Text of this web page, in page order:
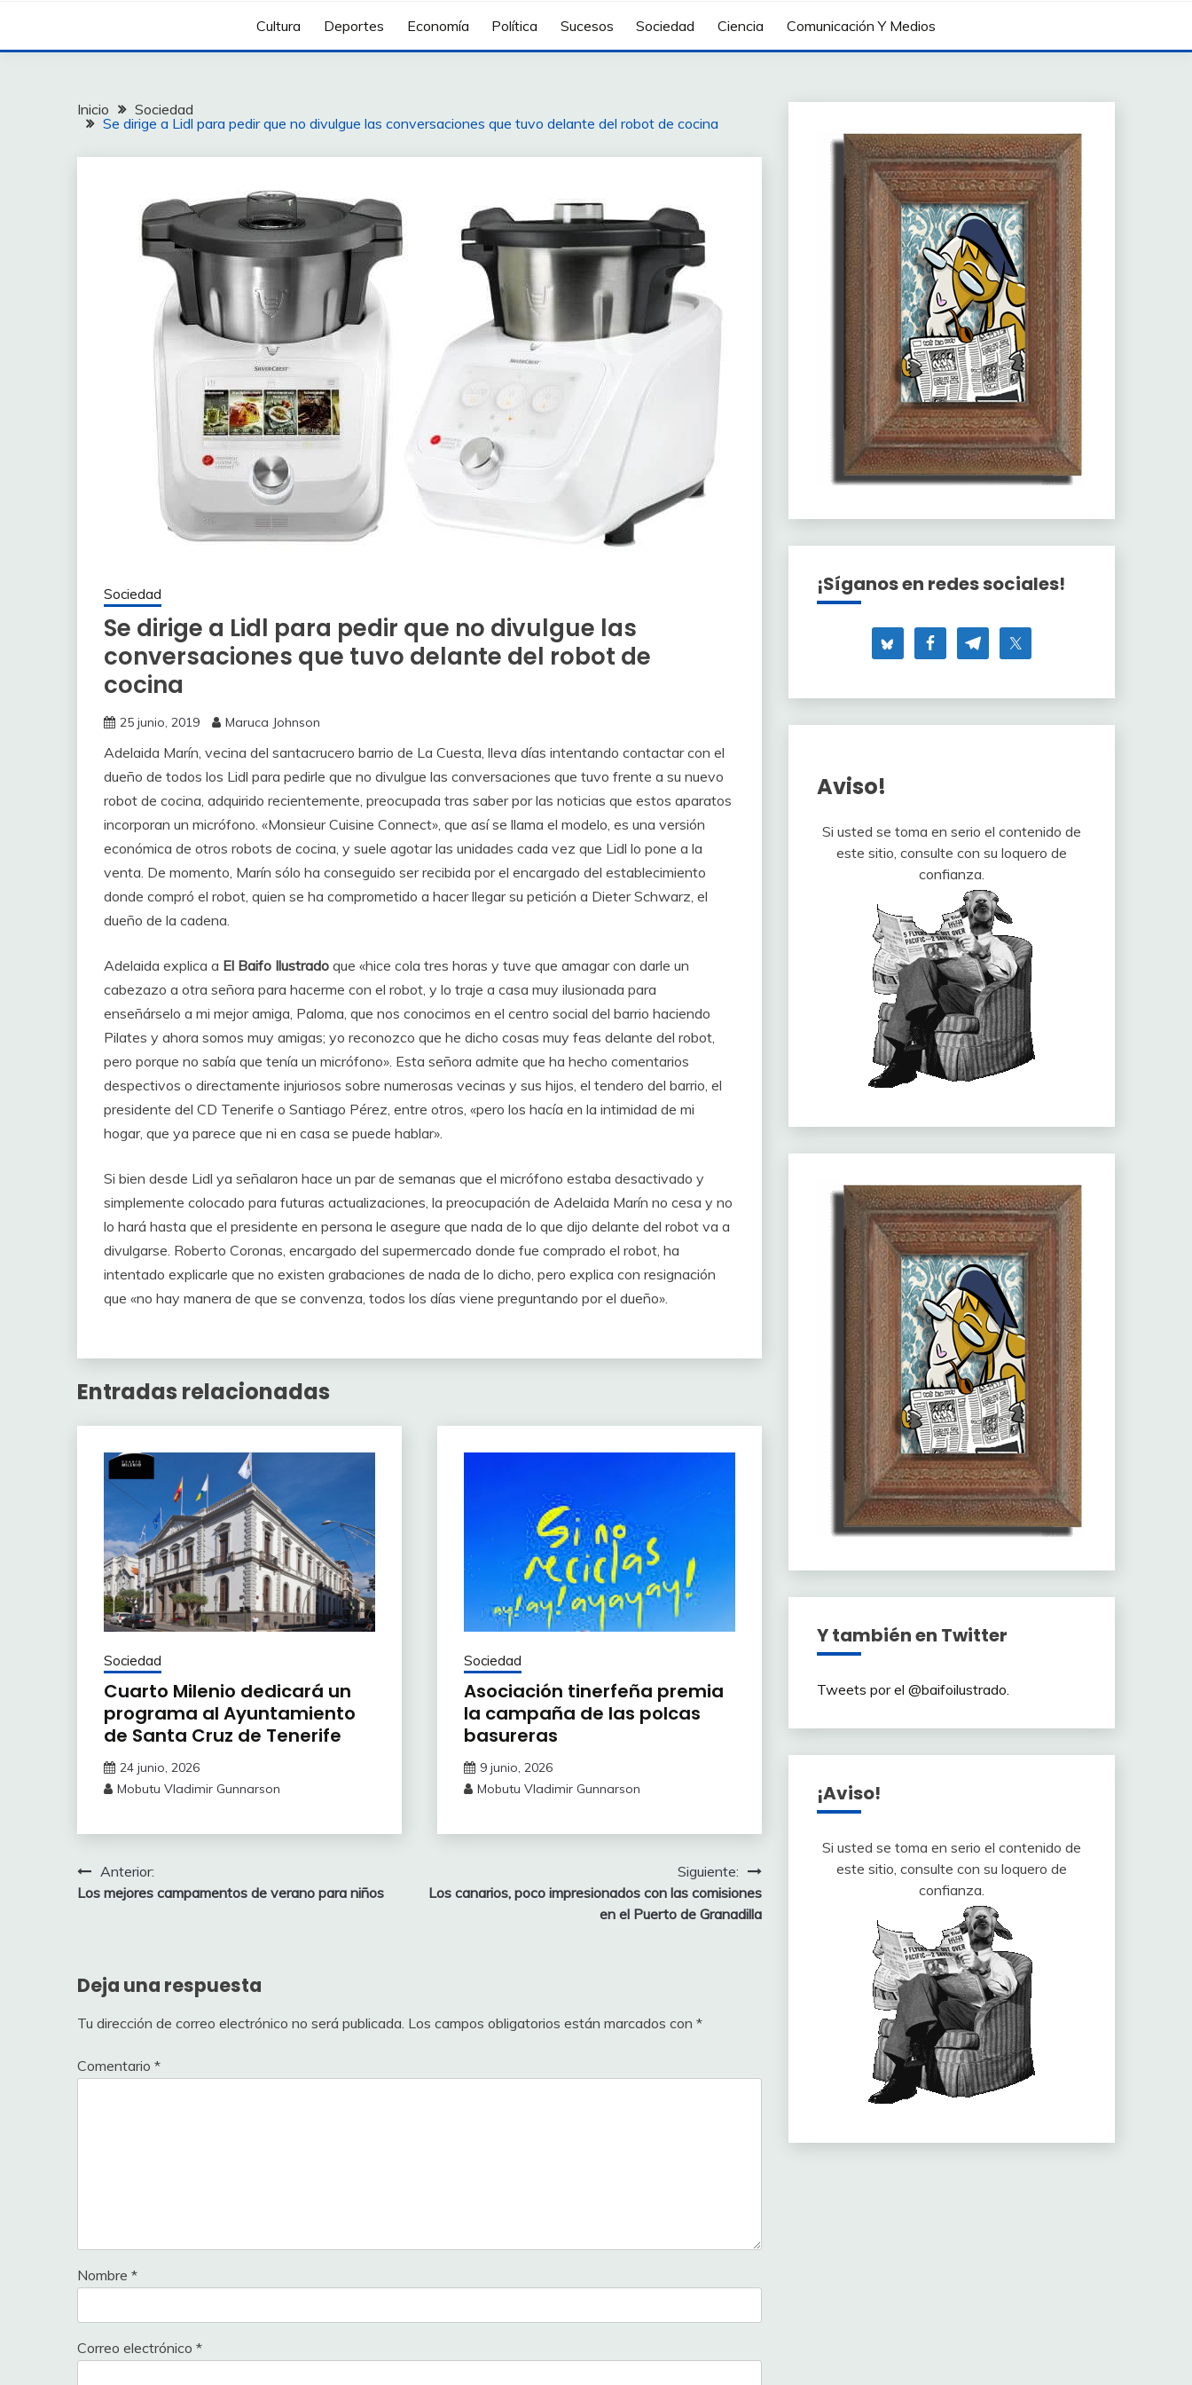
Cultura Deportes Economía Política Sucesos Sociedad Ciencia Comunicación Y Medios
Inicio
Sociedad
Se dirige a Lidl para pedir que no divulgue las conversaciones que tuvo delante del robot de cocina
Sociedad
Se dirige a Lidl para pedir que no divulgue las
conversaciones que tuvo delante del robot de
cocina
25 junio, 2019 Maruca Johnson
Adelaida Marín, vecina del santacrucero barrio de La Cuesta, lleva días intentando contactar con el
dueño de todos los Lidl para pedirle que no divulgue las conversaciones que tuvo frente a su nuevo
robot de cocina, adquirido recientemente, preocupada tras saber por las noticias que estos aparatos
incorporan un micrófono. «Monsieur Cuisine Connect», que así se llama el modelo, es una versión
económica de otros robots de cocina, y suele agotar las unidades cada vez que Lidl lo pone a la
venta. De momento, Marín sólo ha conseguido ser recibida por el encargado del establecimiento
donde compró el robot, quien se ha comprometido a hacer llegar su petición a Dieter Schwarz, el
dueño de la cadena.
Adelaida explica a El Baifo Ilustrado que «hice cola tres horas y tuve que amagar con darle un
cabezazo a otra señora para hacerme con el robot, y lo traje a casa muy ilusionada para
enseñárselo a mi mejor amiga, Paloma, que nos conocimos en el centro social del barrio haciendo
Pilates y ahora somos muy amigas; yo reconozco que he dicho cosas muy feas delante del robot,
pero porque no sabía que tenía un micrófono». Esta señora admite que ha hecho comentarios
despectivos o directamente injuriosos sobre numerosas vecinas y sus hijos, el tendero del barrio, el
presidente del CD Tenerife o Santiago Pérez, entre otros, «pero los hacía en la intimidad de mi
hogar, que ya parece que ni en casa se puede hablar».
Si bien desde Lidl ya señalaron hace un par de semanas que el micrófono estaba desactivado y
simplemente colocado para futuras actualizaciones, la preocupación de Adelaida Marín no cesa y no
lo hará hasta que el presidente en persona le asegure que nada de lo que dijo delante del robot va a
divulgarse. Roberto Coronas, encargado del supermercado donde fue comprado el robot, ha
intentado explicarle que no existen grabaciones de nada de lo dicho, pero explica con resignación
que «no hay manera de que se convenza, todos los días viene preguntando por el dueño».
Entradas relacionadas
Sociedad
Cuarto Milenio dedicará un
programa al Ayuntamiento
de Santa Cruz de Tenerife
24 junio, 2026
Mobutu Vladimir Gunnarson
Sociedad
Asociación tinerfeña premia
la campaña de las polcas
basureras
9 junio, 2026
Mobutu Vladimir Gunnarson
Navegación
de
Anterior:
Los mejores campamentos de verano para niños
Siguiente:
Los canarios, poco impresionados con las comisiones
en el Puerto de Granadilla
Deja una respuesta
Tu dirección de correo electrónico no será publicada. Los campos obligatorios están marcados con *
Comentario *
Nombre *
Correo electrónico *
¡Síganos en redes sociales!
Aviso!
Si usted se toma en serio el contenido de
este sitio, consulte con su loquero de
confianza.
Y también en Twitter
Tweets por el @baifoilustrado.
¡Aviso!
Si usted se toma en serio el contenido de
este sitio, consulte con su loquero de
confianza.